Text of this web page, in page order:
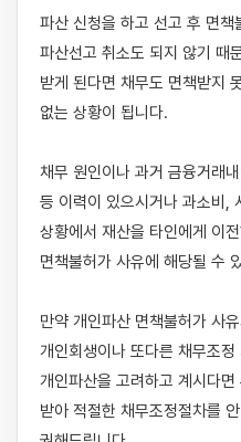
파산 신청을 하고 선고 후 면책
파산선고 취소도 되지 않기 때
받게 된다면 채무도 면책받지
없는 상황이 됩니다.
채무 원인이나 과거 금융거래
등 이력이 있으시거나 과소비,
상황에서 재산을 타인에게 이
면책불허가 사유에 해당될 수
만약 개인파산 면책불허가 사
개인회생이나 또다른 채무조
개인파산을 고려하고 계시다
받아 적절한 채무조정절차를